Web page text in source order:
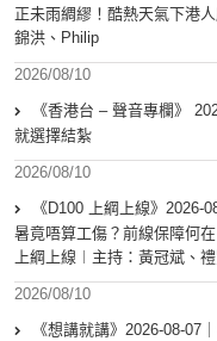
正未雨綢繆！酷熱天氣下港
錦洪、Philip
2026/08/10
《香港台 – 聲音專欄》
就選擇結紮
2026/08/10
《D100 上綱上線》2026-
暑竟唔算工傷？前線保障何
上綱上線︱主持：黃冠斌、
2026/08/10
《想講就講》2026-08-07